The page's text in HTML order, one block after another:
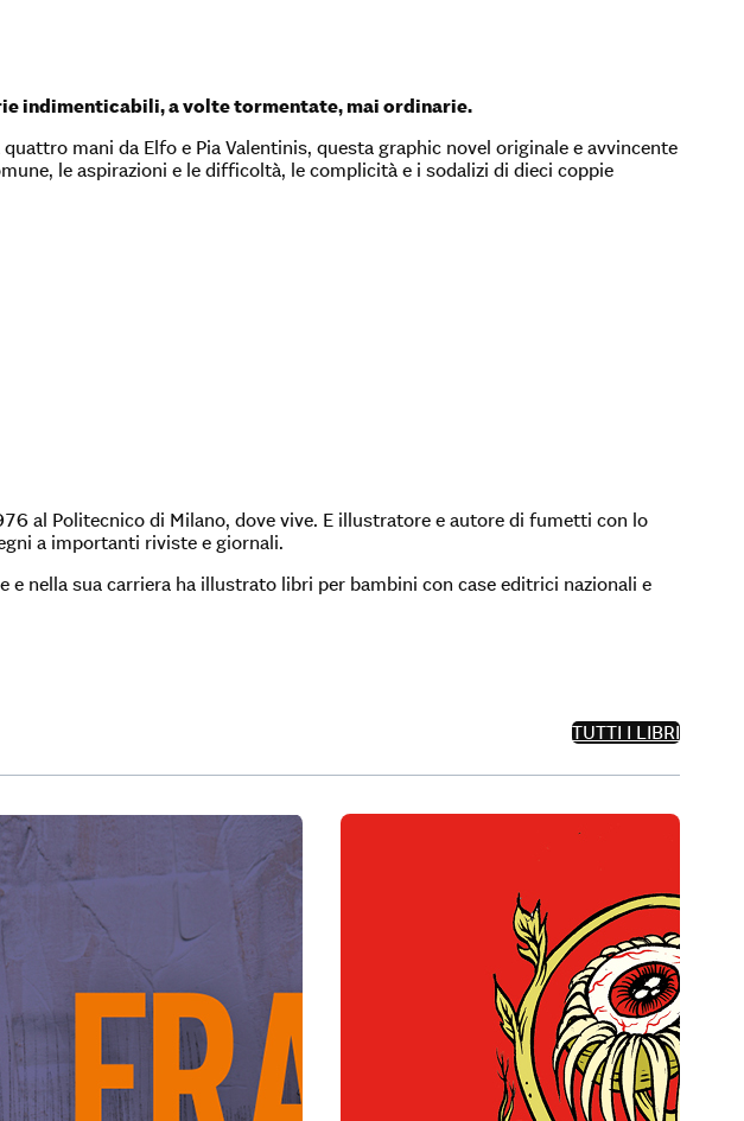
indimenticabili, a volte tormentate, mai ordinarie.
mani da Elfo e Pia Valentinis, questa graphic novel originale e avvincente
le aspirazioni e le difficoltà, le complicità e i sodalizi di dieci coppie
al Politecnico di Milano, dove vive. E illustratore e autore di fumetti con lo
a importanti riviste e giornali.
e nella sua carriera ha illustrato libri per bambini con case editrici nazionali e
TUTTI I LIBRI